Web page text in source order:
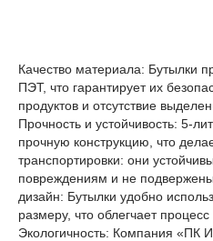
Качество материала: Бутылки
ПЭТ, что гарантирует их
продуктов и отсутствие
Прочность и устойчивость: 5-
прочную конструкцию, что
транспортировки: они
повреждениям и не
дизайн: Бутылки удобно
размеру, что облегчает
Экологичность: Компания «ПК